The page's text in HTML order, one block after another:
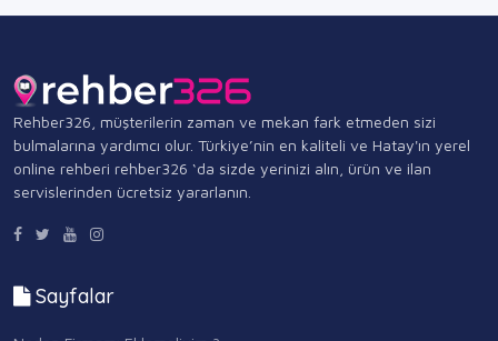
Rehber326, müşterilerin zaman ve mekan fark etmeden sizi
bulmalarına yardımcı olur. Türkiye’nin en kaliteli ve Hatay'ın yerel
online rehberi rehber326 ‘da sizde yerinizi alın, ürün ve ilan
servislerinden ücretsiz yararlanın.
Sayfalar